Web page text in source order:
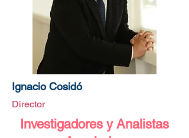
Ignacio Cosidó
Director
Investigadores y Analistas